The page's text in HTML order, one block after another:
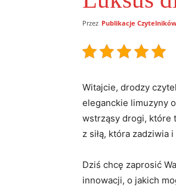
Przez Publikacje Czytelników
Witajcie, drodzy
eleganckie limuzyny⁣
wstrząsy drogi, które
z siłą, która zadziwia
Dziś chcę zaprosić
innowacji, o jakich